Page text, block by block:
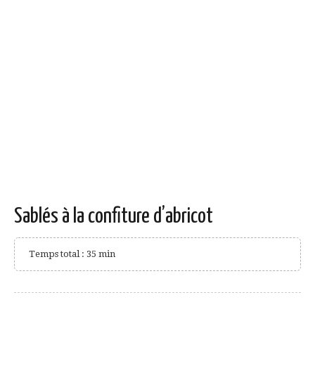
Sablés à la confiture d’abricot
Temps total : 35 min